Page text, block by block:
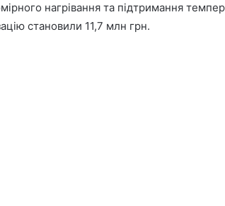
нагрівання та підтримання
становили 11,7 млн ​​грн.